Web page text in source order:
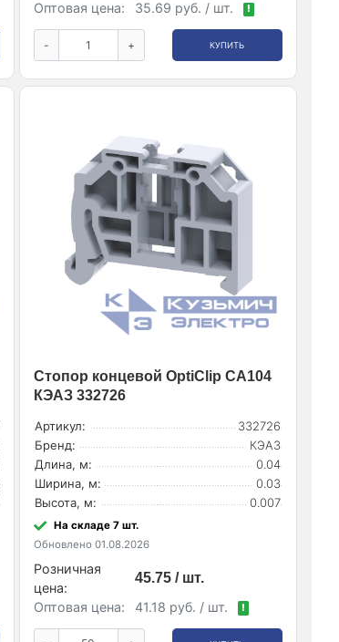
Оптовая цена:
35.69 руб. / шт. !
- + КУПИТЬ
Стопор концевой OptiClip CA104
КЭАЗ 332726
Артикул:
332726
Бренд:
КЭАЗ
Длина, м:
0.04
Ширина, м:
0.03
Высота, м:
0.007
На складе 7 шт.
Обновлено 01.08.2026
Розничная
цена:
45.75 / шт.
Оптовая цена:
41.18 руб. / шт. !